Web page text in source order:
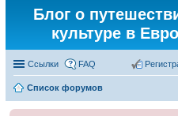
Блог о
культуре в
Ссылки FAQ
Список форумов